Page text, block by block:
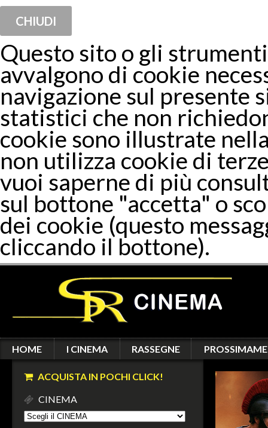
CHIUDI
Questo sito o gli
avvalgono di cookie
navigazione sul presente
statistici che non
cookie sono illustrate
non utilizza cookie di
vuoi saperne di più
sul bottone "accetta" o
dei cookie (questo
cliccando il bottone).
HOME I CINEMA RASSEGNE
ACQUISTA IN POCHI CLICK!
CINEMA